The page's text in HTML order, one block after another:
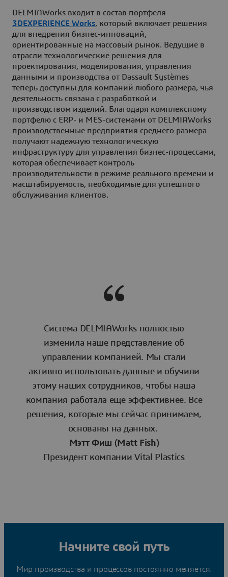
DELMIAWorks входит в состав портфеля
3DEXPERIENCE Works, который включает решения
для внедрения бизнес-инноваций,
ориентированные на массовый рынок. Ведущие в
отрасли технологические решения для
проектирования, моделирования, управления
данными и производства от Dassault Systèmes
теперь доступны для компаний любого размера, чья
деятельность связана с разработкой и
производством изделий. Благодаря комплексному
портфелю с ERP- и MES-системами от DELMIAWorks
производственные предприятия среднего размера
получают надежную технологическую
инфраструктуру для управления бизнес-процессами,
которая обеспечивает контроль
производительности в режиме реального времени и
масштабируемость, необходимые для успешного
обслуживания клиентов.
Система DELMIAWorks полностью
изменила наше представление об
управлении компанией. Мы стали
активно использовать данные и обучили
этому наших сотрудников, чтобы наша
компания работала еще эффективнее. Все
решения, которые мы сейчас принимаем,
основаны на данных.
Мэтт Фиш (Matt Fish)
Президент компании Vital Plastics
Начните свой путь
Мир производства и процессов постоянно меняется.